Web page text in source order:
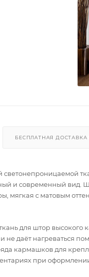
БЕСПЛАТНАЯ
и современный вид.
мягкая с матовым
для штор высокого
и не даёт нагреваться
кармашков для
при